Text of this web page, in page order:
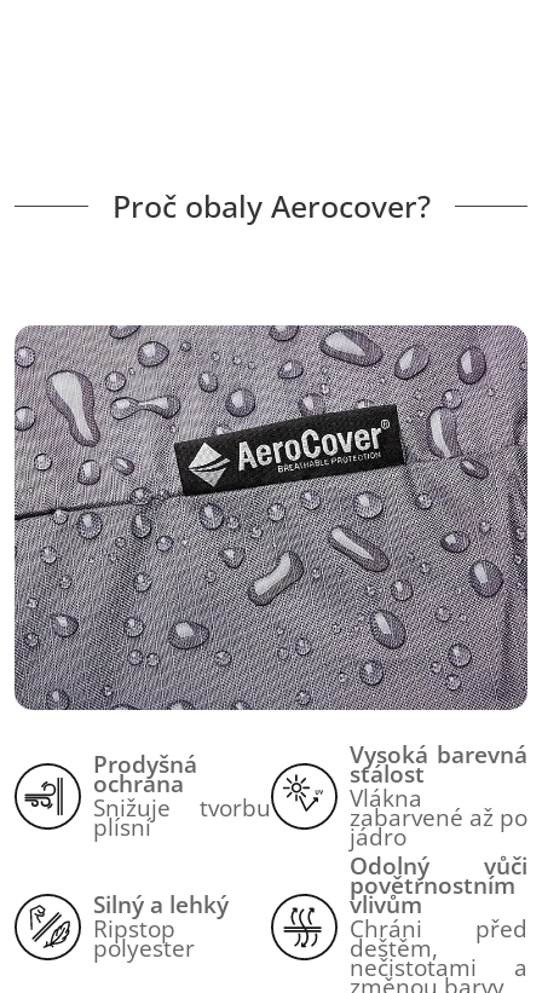
Proč obaly Aerocover?
Prodyšná
ochrana
Snižuje tvorbu
plísní
Vysoká barevná
stálost
Vlákna
zabarvené až po
jádro
Silný a lehký
Ripstop
polyester
Odolný vůči
povětrnostním
vlivům
Chráni před
deštěm,
nečistotami a
změnou barvy